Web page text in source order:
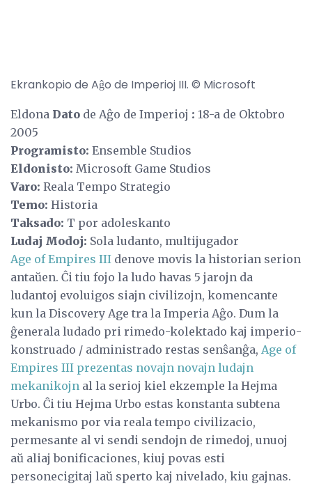
Ekrankopio de Aĝo de Imperioj III. © Microsoft
Eldona Dato de Aĝo de Imperioj : 18-a de Oktobro
2005
Programisto: Ensemble Studios
Eldonisto: Microsoft Game Studios
Varo: Reala Tempo Strategio
Temo: Historia
Taksado: T por adoleskanto
Ludaj Modoj: Sola ludanto, multijugador
Age of Empires III denove movis la historian serion
antaŭen. Ĉi tiu fojo la ludo havas 5 jarojn da
ludantoj evoluigos siajn civilizojn, komencante
kun la Discovery Age tra la Imperia Aĝo. Dum la
ĝenerala ludado pri rimedo-kolektado kaj imperio-
konstruado / administrado restas senŝanĝa, Age of
Empires III prezentas novajn novajn ludajn
mekanikojn al la serioj kiel ekzemple la Hejma
Urbo. Ĉi tiu Hejma Urbo estas konstanta subtena
mekanismo por via reala tempo civilizacio,
permesante al vi sendi sendojn de rimedoj, unuoj
aŭ aliaj bonificaciones, kiuj povas esti
personecigitaj laŭ sperto kaj nivelado, kiu gajnas.